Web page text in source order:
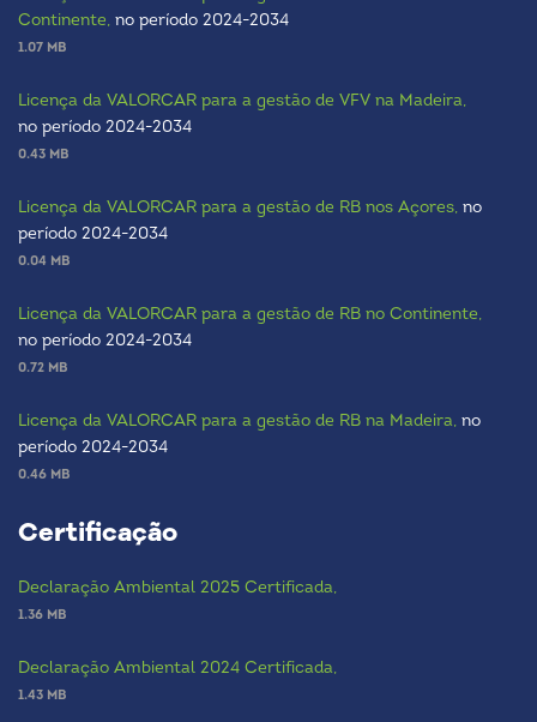
Continente, no período 2024-2034
1.07 MB
Licença da VALORCAR para a gestão de VFV na Madeira,
no período 2024-2034
0.43 MB
Licença da VALORCAR para a gestão de RB nos Açores, no
período 2024-2034
0.04 MB
Licença da VALORCAR para a gestão de RB no Continente,
no período 2024-2034
0.72 MB
Licença da VALORCAR para a gestão de RB na Madeira, no
período 2024-2034
0.46 MB
Certificação
Declaração Ambiental 2025 Certificada,
1.36 MB
Declaração Ambiental 2024 Certificada,
1.43 MB